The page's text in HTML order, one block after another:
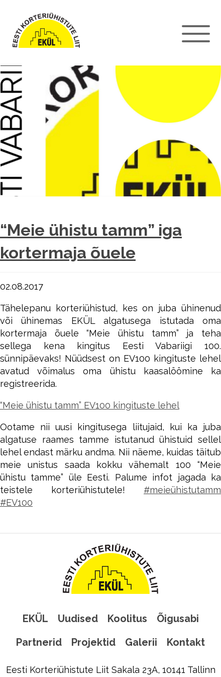
“Meie ühistu tamm” iga
kortermaja õuele
02.08.2017
Tähelepanu korteriühistud, kes on juba ühinenud
või ühinemas EKÜL algatusega istutada oma
kortermaja õuele “Meie ühistu tamm” ja teha
sellega kena kingitus Eesti Vabariigi 100.
sünnipäevaks! Nüüdsest on EV100 kingituste lehel
avatud võimalus oma ühistu kaasalöömine ka
registreerida.
“Meie ühistu tamm” EV100 kingituste lehel
Ootame nii uusi kingitusega liitujaid, kui ka juba
algatuse raames tamme istutanud ühistuid sellel
lehel endast märku andma. Nii näeme, kuidas täitub
meie unistus saada kokku vähemalt 100 “Meie
ühistu tamme” üle Eesti. Palume infot jagada ka
teistele korteriühistutele! #meieühistutamm
#EV100
EKÜL Uudised Koolitus
Õigusabi
Partnerid
Projektid Galerii Kontakt
Eesti Korteriühistute Liit Sakala 23A, 10141 Tallinn